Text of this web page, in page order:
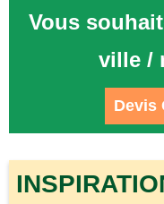
Vous
ville /
Devis